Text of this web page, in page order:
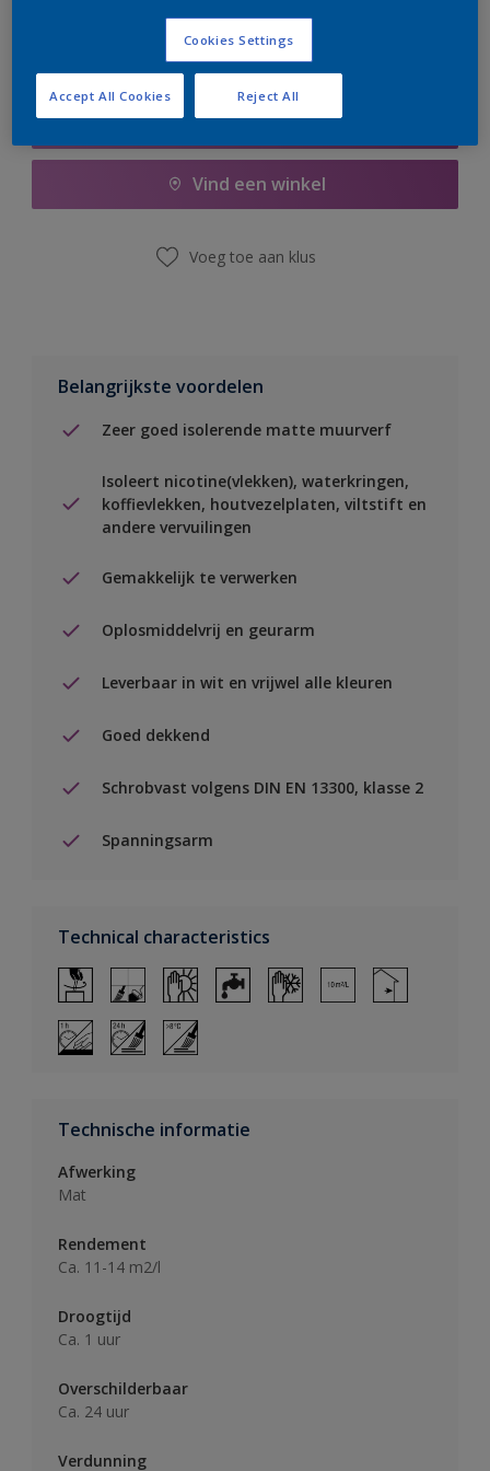
Boodschappenlijst
Vind een winkel
Voeg toe aan klus
Belangrijkste voordelen
Zeer goed isolerende matte muurverf
Isoleert nicotine(vlekken), waterkringen,
koffievlekken, houtvezelplaten, viltstift en
andere vervuilingen
Gemakkelijk te verwerken
Oplosmiddelvrij en geurarm
Leverbaar in wit en vrijwel alle kleuren
Goed dekkend
Schrobvast volgens DIN EN 13300, klasse 2
Spanningsarm
Technical characteristics
Technische informatie
Afwerking
Mat
Rendement
Ca. 11-14 m2/l
Droogtijd
Ca. 1 uur
Overschilderbaar
Ca. 24 uur
Verdunning
Cookies Settings
Reject All
Accept All Cookies